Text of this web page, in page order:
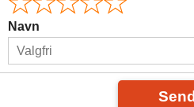
Navn
Send